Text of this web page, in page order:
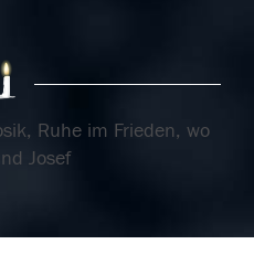
Ruhe im Frieden, wo
Josef